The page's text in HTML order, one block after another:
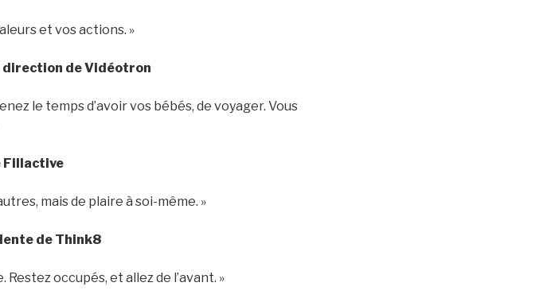
et vos actions. »
de Vidéotron
le temps d’avoir vos bébés, de voyager. Vous
Fillactive
mais de plaire à soi-même. »
de Think8
Restez occupés, et allez de l’avant. »